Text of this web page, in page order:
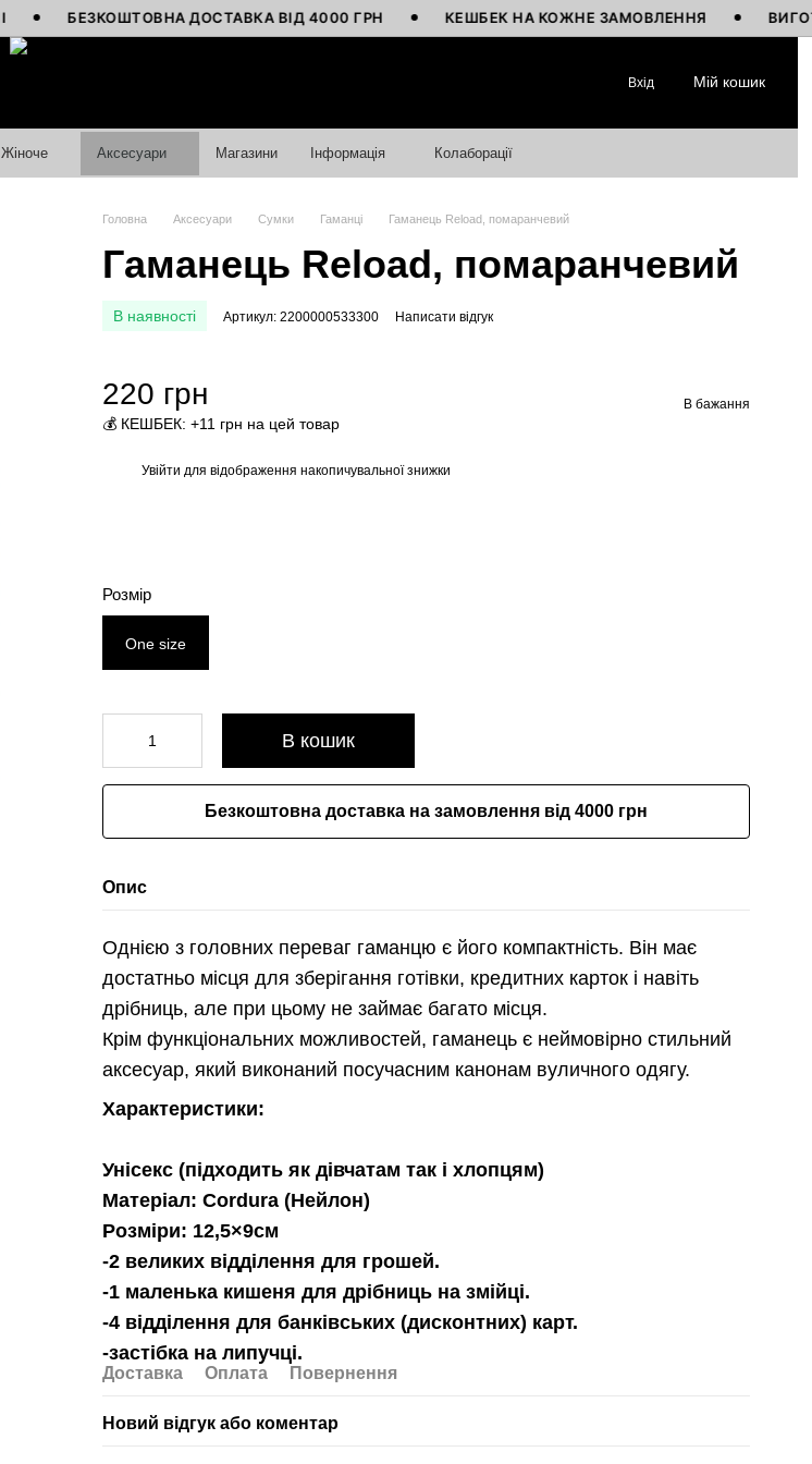
БЕЗКОШТОВНА ДОСТАВКА ВІД 4000 ГРН КЕШБЕК НА КОЖНЕ ЗАМОВЛЕННЯ
Вхід Мій кошик
Жіноче Аксесуари Магазини Інформація Колаборації
Головна Аксесуари Сумки Гаманці Гаманець Reload, помаранчевий
Гаманець Reload, помаранчевий
В наявності Артикул: 2200000533300 Написати відгук
220 грн
💰 КЕШБЕК: +11 грн на цей товар
В бажання
Увійти для відображення накопичувальної знижки
Розмір
One size
В кошик
Безкоштовна доставка на замовлення від 4000 грн
Опис
Однією з головних переваг гаманцю є його компактність. Він має
достатньо місця для зберігання готівки, кредитних карток і навіть
дрібниць, але при цьому не займає багато місця.
Крім функціональних можливостей, гаманець є неймовірно стильний
аксесуар, який виконаний посучасним канонам вуличного одягу.
Характеристики:
Унісекс (підходить як дівчатам так і хлопцям)
Матеріал: Cordura (Нейлон)
Розміри: 12,5×9см
-2 великих відділення для грошей.
-1 маленька кишеня для дрібниць на змійці.
-4 відділення для банківських (дисконтних) карт.
-застібка на липучці.
Доставка Оплата Повернення
Новий відгук або коментар